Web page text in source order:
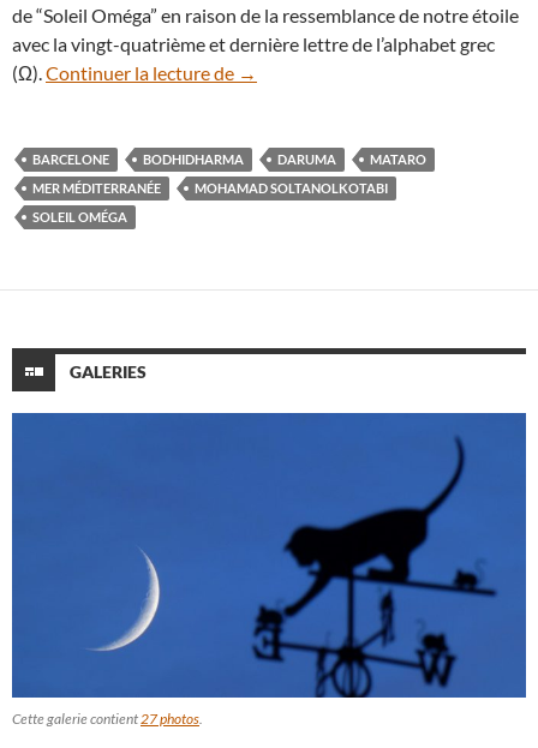
de “Soleil Oméga” en raison de la ressemblance de notre étoile
avec la vingt-quatrième et dernière lettre de l’alphabet grec
(Ω).Continuer la lecture de Un “Soleil Oméga” se lève sur la
→
BARCELONE BODHIDHARMA DARUMA
MATARO
MER MÉDITERRANÉE
MOHAMAD SOLTANOLKOTABI
SOLEIL OMÉGA
GALERIES
Cette galerie contient27 photos.